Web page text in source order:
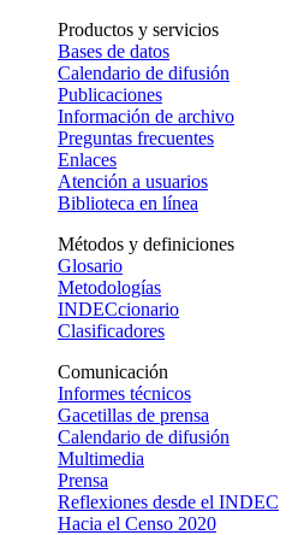
Productos y servicios
Bases de datos
Calendario de difusión
Publicaciones
Información de archivo
Preguntas frecuentes
Enlaces
Atención a usuarios
Biblioteca en línea
Métodos y definiciones
Glosario
Metodologías
INDECcionario
Clasificadores
Comunicación
Informes técnicos
Gacetillas de prensa
Calendario de difusión
Multimedia
Prensa
Reflexiones desde el INDEC
Hacia el Censo 2020